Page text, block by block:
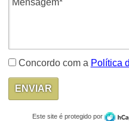
Concordo com a Política
Este site é protegido por